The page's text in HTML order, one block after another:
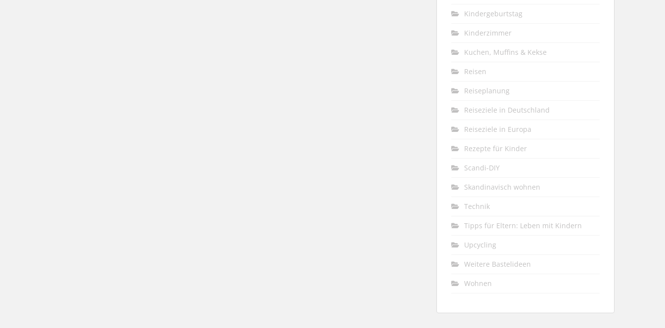
Kindergeburtstag
Kinderzimmer
Kuchen, Muffins & Kekse
Reisen
Reiseplanung
Reiseziele in Deutschland
Reiseziele in Europa
Rezepte für Kinder
Scandi-DIY
Skandinavisch wohnen
Technik
Tipps für Eltern: Leben mit Kindern
Upcycling
Weitere Bastelideen
Wohnen